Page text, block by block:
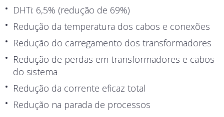
DHTi: 6,5% (redução de 69%)
Redução da temperatura dos cabos e conexões
Redução do carregamento dos transformadores
Redução de perdas em transformadores e cabos
do sistema
Redução da corrente eficaz total
Redução na parada de processos